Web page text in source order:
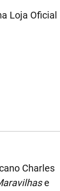
Loja Oficial
Charles
e